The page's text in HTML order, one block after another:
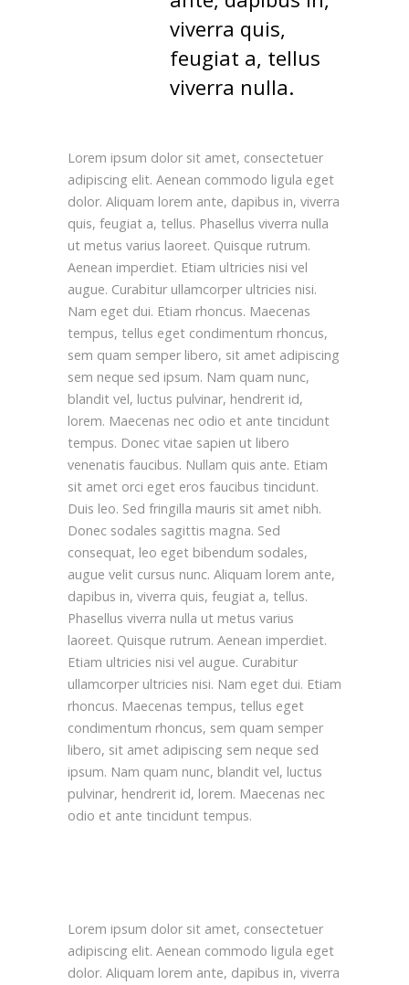
viverra quis,
feugiat a, tellus
viverra nulla.
Lorem ipsum dolor sit amet, consectetuer
adipiscing elit. Aenean commodo ligula eget
dolor. Aliquam lorem ante, dapibus in, viverra
quis, feugiat a, tellus. Phasellus viverra nulla
ut metus varius laoreet. Quisque rutrum.
Aenean imperdiet. Etiam ultricies nisi vel
augue. Curabitur ullamcorper ultricies nisi.
Nam eget dui. Etiam rhoncus. Maecenas
tempus, tellus eget condimentum rhoncus,
sem quam semper libero, sit amet adipiscing
sem neque sed ipsum. Nam quam nunc,
blandit vel, luctus pulvinar, hendrerit id,
lorem. Maecenas nec odio et ante tincidunt
tempus. Donec vitae sapien ut libero
venenatis faucibus. Nullam quis ante. Etiam
sit amet orci eget eros faucibus tincidunt.
Duis leo. Sed fringilla mauris sit amet nibh.
Donec sodales sagittis magna. Sed
consequat, leo eget bibendum sodales,
augue velit cursus nunc. Aliquam lorem ante,
dapibus in, viverra quis, feugiat a, tellus.
Phasellus viverra nulla ut metus varius
laoreet. Quisque rutrum. Aenean imperdiet.
Etiam ultricies nisi vel augue. Curabitur
ullamcorper ultricies nisi. Nam eget dui. Etiam
rhoncus. Maecenas tempus, tellus eget
condimentum rhoncus, sem quam semper
libero, sit amet adipiscing sem neque sed
ipsum. Nam quam nunc, blandit vel, luctus
pulvinar, hendrerit id, lorem. Maecenas nec
odio et ante tincidunt tempus.
Lorem ipsum dolor sit amet, consectetuer
adipiscing elit. Aenean commodo ligula eget
dolor. Aliquam lorem ante, dapibus in, viverra